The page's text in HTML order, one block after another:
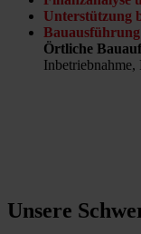
Unterstützung
Örtliche
Unsere